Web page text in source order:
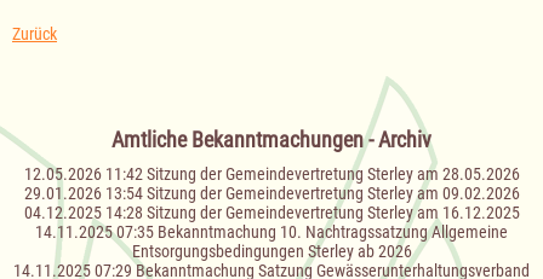
Zurück
Amtliche Bekanntmachungen - Archiv
12.05.2026 11:42 Sitzung der Gemeindevertretung Sterley am 28.05.2026
29.01.2026 13:54 Sitzung der Gemeindevertretung Sterley am 09.02.2026
04.12.2025 14:28 Sitzung der Gemeindevertretung Sterley am 16.12.2025
14.11.2025 07:35 Bekanntmachung 10. Nachtragssatzung Allgemeine
Entsorgungsbedingungen Sterley ab 2026
14.11.2025 07:29 Bekanntmachung Satzung Gewässerunterhaltungsverband